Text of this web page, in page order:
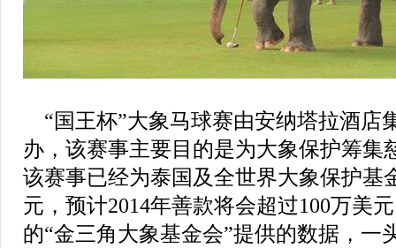
“国王杯”大象马球赛由安纳塔拉酒店
办，该赛事主要目的是为大象保护筹集
该赛事已经为泰国及全世界大象保护基
元，预计2014年善款将会超过100万美
的“金三角大象基金会”提供的数据，一